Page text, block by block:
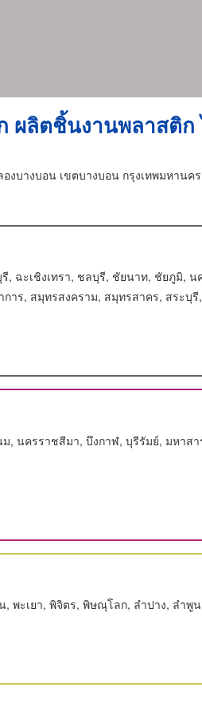
ผลิตชิ้นงานพลาสติก
งบางบอน เขตบางบอน กรุงเทพมหานค
, ฉะเชิงเทรา, ชลบุรี, ชัยนาท, ชัยภู
าร, สมุทรสงคราม, สมุทรสาคร, สระ
นครราชสีมา, บึงกาฬ, บุรีรัมย์, มหาส
พะเยา, พิจิตร, พิษณุโลก, ลำปาง, ลำ